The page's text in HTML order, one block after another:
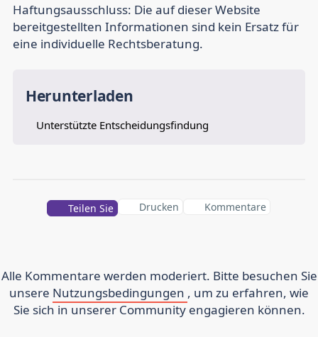
Haftungsausschluss: Die auf dieser Website
bereitgestellten Informationen sind kein Ersatz für
eine individuelle Rechtsberatung.
Herunterladen
Unterstützte Entscheidungsfindung
Teilen Sie Drucken Kommentare
Alle Kommentare werden moderiert. Bitte besuchen Sie
unsere Nutzungsbedingungen , um zu erfahren, wie
Sie sich in unserer Community engagieren können.